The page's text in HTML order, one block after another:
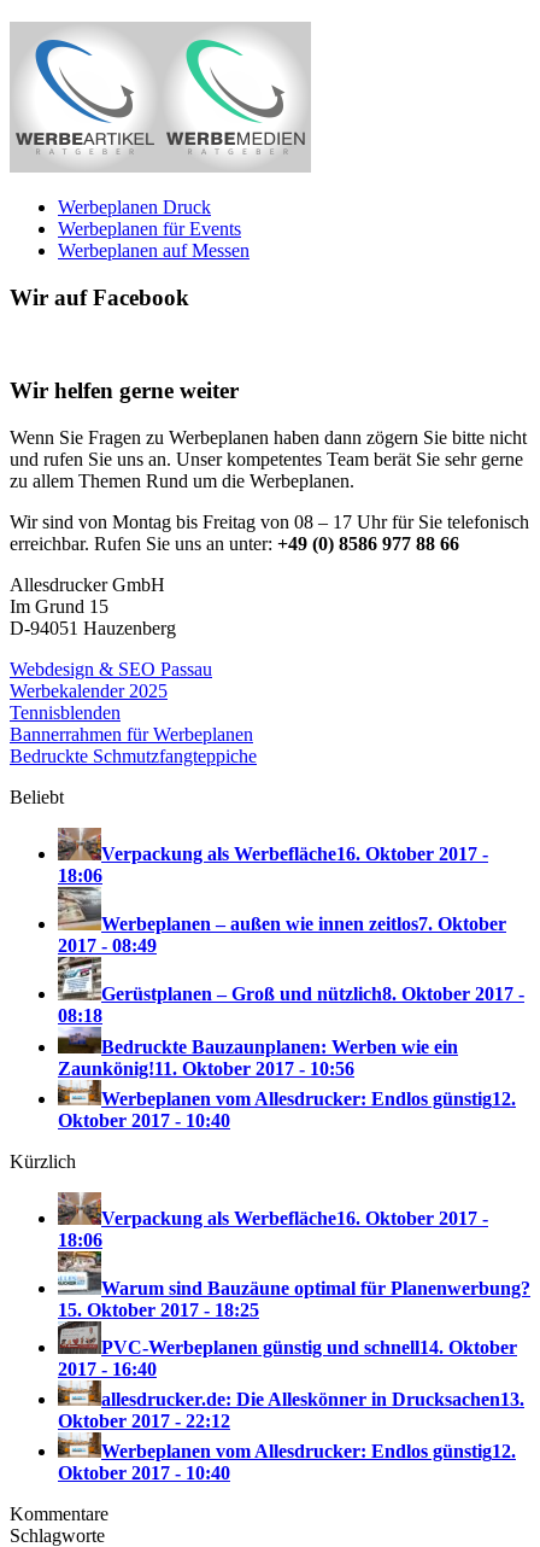
Werbeplanen Druck
Werbeplanen für Events
Werbeplanen auf Messen
Wir auf Facebook
Wir helfen gerne weiter
Wenn Sie Fragen zu Werbeplanen haben dann zögern Sie bitte nicht
und rufen Sie uns an. Unser kompetentes Team berät Sie sehr gerne
zu allem Themen Rund um die Werbeplanen.
Wir sind von Montag bis Freitag von 08 – 17 Uhr für Sie telefonisch
erreichbar. Rufen Sie uns an unter: +49 (0) 8586 977 88 66
Allesdrucker GmbH
Im Grund 15
D-94051 Hauzenberg
Webdesign & SEO Passau
Werbekalender 2025
Tennisblenden
Bannerrahmen für Werbeplanen
Bedruckte Schmutzfangteppiche
Beliebt
Verpackung als Werbefläche16. Oktober 2017 -
18:06
Werbeplanen – außen wie innen zeitlos7. Oktober
2017 - 08:49
Gerüstplanen – Groß und nützlich8. Oktober 2017 -
08:18
Bedruckte Bauzaunplanen: Werben wie ein
Zaunkönig!11. Oktober 2017 - 10:56
Werbeplanen vom Allesdrucker: Endlos günstig12.
Oktober 2017 - 10:40
Kürzlich
Verpackung als Werbefläche16. Oktober 2017 -
18:06
Warum sind Bauzäune optimal für Planenwerbung?
15. Oktober 2017 - 18:25
PVC-Werbeplanen günstig und schnell14. Oktober
2017 - 16:40
allesdrucker.de: Die Alleskönner in Drucksachen13.
Oktober 2017 - 22:12
Werbeplanen vom Allesdrucker: Endlos günstig12.
Oktober 2017 - 10:40
Kommentare
Schlagworte